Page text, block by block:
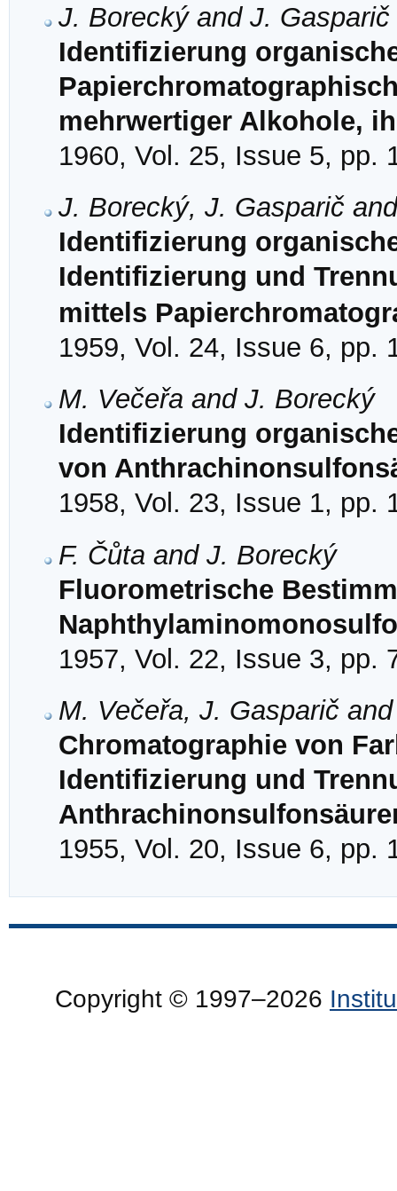
J. Borecký and J. Gasparič
Identifizierung
mehrwertiger Alkohole,
1960, Vol. 25, Issue 5, pp.
J. Borecký, J. Gasparič
Identifizierung
Identifizierung und
mittels
1959, Vol. 24, Issue 6, pp.
M. Večeřa and J. Borecký
Identifizierung
von
1958, Vol. 23, Issue 1, pp.
F. Čůta and J. Borecký
Fluorometrische
1957, Vol. 22, Issue 3, pp.
M. Večeřa, J. Gasparič
Chromatographie von
Identifizierung und
1955, Vol. 20, Issue 6, pp.
Copyright © 1997–2026